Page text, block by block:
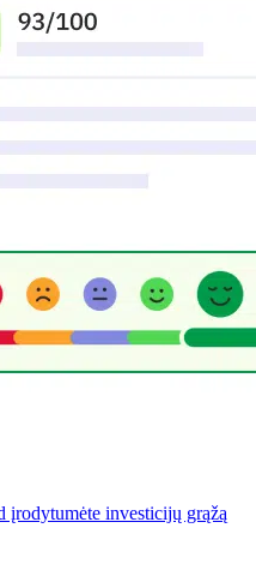
įrodytumėte investicijų grąžą